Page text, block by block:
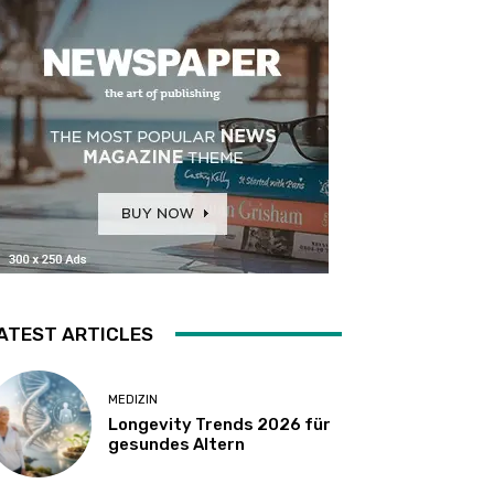
ARTICLES
MEDIZIN
Longevity Trends 2026 für
gesundes Altern